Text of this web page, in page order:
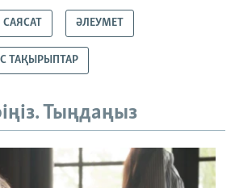
САЯСАТ ӘЛЕУМЕТ
ТАҚЫРЫПТАР
Тыңдаңыз